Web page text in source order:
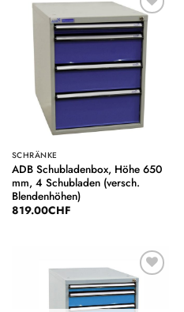
Auf die
Wunschliste
SCHRÄNKE
ADB Schubladenbox, Höhe 650
mm, 4 Schubladen (versch.
Blendenhöhen)
819.00CHF
Auf die
Wunschliste